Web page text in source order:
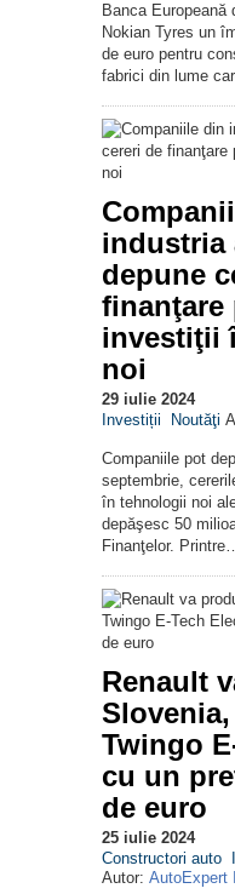
Banca
Nokian Tyres un
de euro pentru
fabrici din lume
industria
depune
finanţare
investiţii
noi
29 iulie 2024
Investiții
Noutăţi
Companiile pot
septembrie,
în tehnologii noi
depăşesc 50
Finanţelor.
Renault
Twingo
cu un
de euro
25 iulie 2024
Constructori auto
Autor: AutoExpert